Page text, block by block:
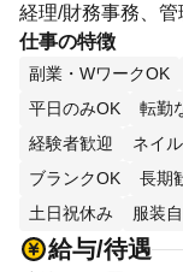
経理/財務事務、管
仕事の特徴
副業・WワークOK
平日のみOK
転勤
経験者歓迎
ネイ
ブランクOK
長期
土日祝休み
服装
給与/待遇